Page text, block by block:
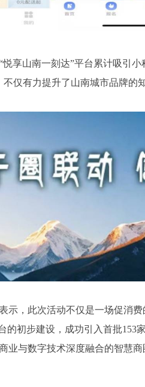
享山南一刻达”平台累计吸引
仅有力提升了山南城市品牌的
示，此次活动不仅是一场促消
的初步建设，成功引入首批
业与数字技术深度融合的智慧